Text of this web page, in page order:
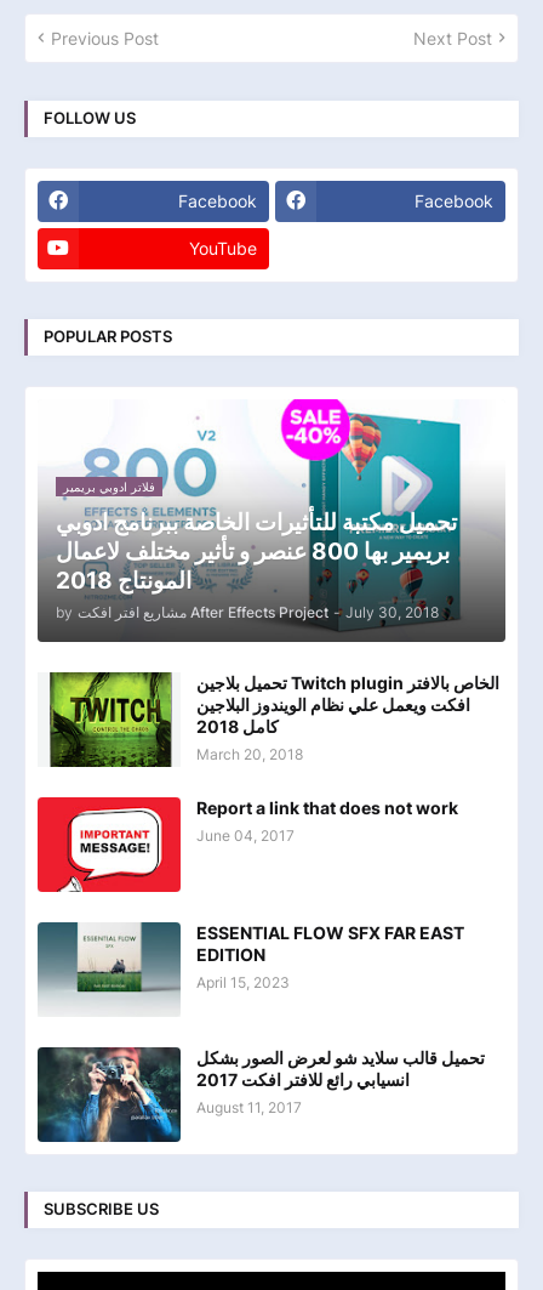
Previous Post Next Post
FOLLOW US
Facebook Facebook
YouTube
POPULAR POSTS
فلاتر ادوبي بريمير
تحميل مكتبة للتأثيرات الخاصة ببرنامج ادوبي
بريمير بها 800 عنصر و تأثير مختلف لاعمال
المونتاج 2018
by مشاريع افتر افكت After Effects Project - July 30, 2018
تحميل بلاجين Twitch plugin الخاص بالافتر
افكت ويعمل علي نظام الويندوز البلاجين
كامل 2018
March 20, 2018
Report a link that does not work
June 04, 2017
ESSENTIAL FLOW SFX FAR EAST
EDITION
April 15, 2023
تحميل قالب سلايد شو لعرض الصور بشكل
انسيابي رائع للافتر افكت 2017
August 11, 2017
SUBSCRIBE US